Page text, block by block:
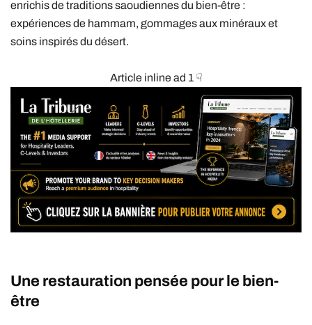
enrichis de traditions saoudiennes du bien-être :
expériences de hammam, gommages aux minéraux et
soins inspirés du désert.
Article inline ad 1 ☟
Une restauration pensée pour le bien-
être